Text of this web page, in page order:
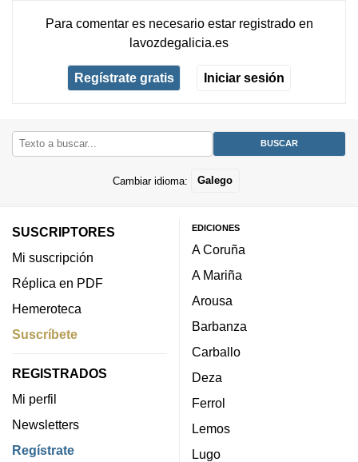
Para comentar es necesario estar registradoen
lavozdegalicia.es
Regístrate gratis Iniciar sesión
Cambiar idioma: Galego
SUSCRIPTORES
Mi suscripción
Réplica en PDF
Hemeroteca
Suscríbete
REGISTRADOS
Mi perfil
Newsletters
Regístrate
EDICIONES
A Coruña
A Mariña
Arousa
Barbanza
Carballo
Deza
Ferrol
Lemos
Lugo